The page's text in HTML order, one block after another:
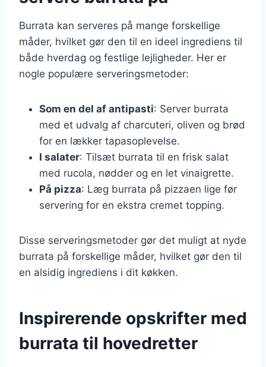
Burrata kan serveres på mange forskellige
måder, hvilket gør den til en ideel ingrediens til
både hverdag og festlige lejligheder. Her er
nogle populære serveringsmetoder:
Som en del af antipasti: Server burrata
med et udvalg af charcuteri, oliven og brød
for en lækker tapasoplevelse.
I salater: Tilsæt burrata til en frisk salat
med rucola, nødder og en let vinaigrette.
På pizza: Læg burrata på pizzaen lige før
servering for en ekstra cremet topping.
Disse serveringsmetoder gør det muligt at nyde
burrata på forskellige måder, hvilket gør den til
en alsidig ingrediens i dit køkken.
Inspirerende opskrifter med
burrata til hovedretter